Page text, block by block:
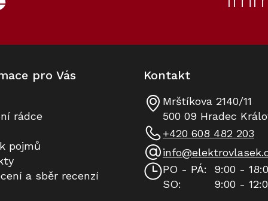
r
ý
p
i
s
pro Vás
rádce
pojmů
a sběr recenzí
Kontakt
Mrštíkova 2140/11
500 09 Hradec
PO - PÁ:
9:00 -
SO:
9:00 -
info@
+420 608 482 203